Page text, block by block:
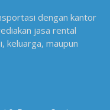
dengan kantor
jasa rental
keluarga, maupun